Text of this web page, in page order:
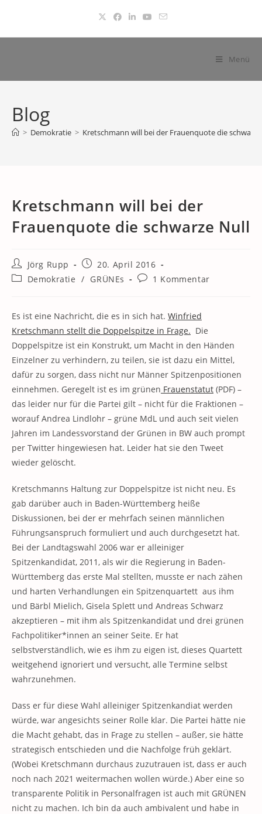
springen
Menü
Blog
> Demokratie > Kretschmann will bei der Frauenquote die
Kretschmann will bei der
Frauenquote die schwarze Null
Beitrags-
Autor:
Jörg Rupp
Beitrag
veröffentlicht:
20. April 2016
Beitrags-
Demokratie / GRÜNEs
Beitrags-
1 Kommentar
Es ist eine Nachricht, die es in sich hat. Winfried
Kretschmann stellt die Doppelspitze in Frage. Die
Doppelspitze ist ein Konstrukt, um Macht in den Händen
Einzelner zu verhindern, zu teilen, sie ist dazu ein Mittel,
dafür zu sorgen, dass nicht nur Männer Spitzenpositionen
einnehmen. Geregelt ist es im grünen Frauenstatut (PDF) –
das leider nur für die Partei gilt – nicht für die Fraktionen –
worauf Andrea Lindlohr – grüne MdL und auch seit vielen
Jahren im Landessvorstand der Grünen in BW auch prompt
per Twitter hingewiesen hat. Leider hat sie den Tweet
wieder gelöscht.
Kretschmanns Haltung zur Doppelspitze ist nicht neu. Es
gab darüber auch in Baden-Württemberg heiße
Diskussionen, bei der er mehrfach seinen männlichen
Führungsanspruch formuliert und auch durchgesetzt hat.
Bei der Landtagswahl 2006 war er alleiniger
Spitzenkandidat, 2011, als wir die Regierung in Baden-
Württemberg das erste Mal stellten, musste er nach zähen
und harten Verhandlungen ein Spitzenquartett aus ihm
und Bärbl Mielich, Gisela Splett und Andreas Schwarz
akzeptieren – mit ihm als Spitzenkandidat und drei grünen
Fachpolitiker*innen an seiner Seite. Er hat
selbstverständlich, wie es ihm zu eigen ist, dieses Quartett
weitgehend ignoriert und versucht, alle Termine selbst
wahrzunehmen.
Dass er für diese Wahl alleiniger Spitzenkandiat werden
würde, war angesichts seiner Rolle klar. Die Partei hätte nie
die Macht gehabt, das in Frage zu stellen – außer, sie hätte
strategisch entschieden und die Nachfolge früh geklärt.
(Wobei Kretschmann durchaus zuzutrauen ist, dass er auch
noch nach 2021 weitermachen wollen würde.) Aber eine so
transparente Politik in Personalfragen ist auch mit GRÜNEN
nicht zu machen. Ich bin da auch ambivalent und habe in